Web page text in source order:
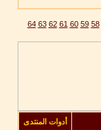
58
59
60
61
62
63
64
أدوات المنتدى